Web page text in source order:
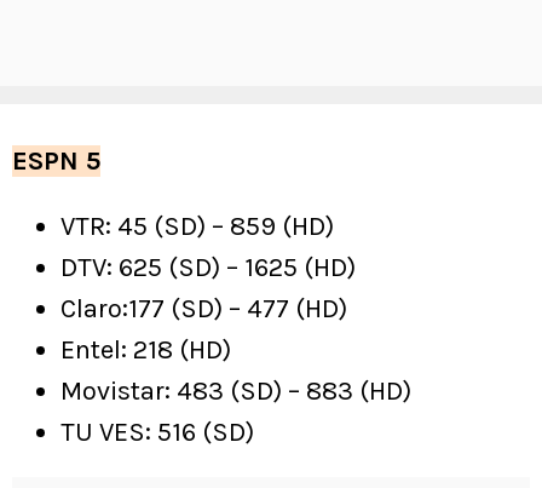
ESPN 5
VTR: 45 (SD) – 859 (HD)
DTV: 625 (SD) – 1625 (HD)
Claro:177 (SD) – 477 (HD)
Entel: 218 (HD)
Movistar: 483 (SD) – 883 (HD)
TU VES: 516 (SD)